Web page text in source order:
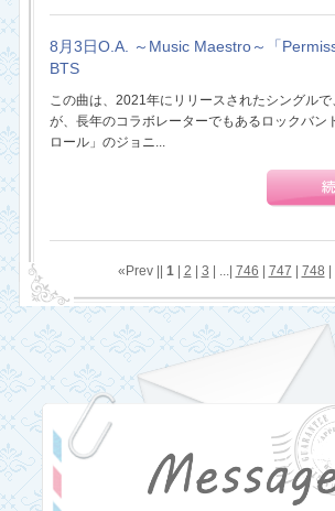
8月3日O.A. ～Music Maestro～「
BTS
この曲は、2021年にリリースされたシングル
が、長年のコラボレーターでもあるロックバン
ロール」のジョニ...
«Prev || 1| 2 3 | ...| 746 747 748